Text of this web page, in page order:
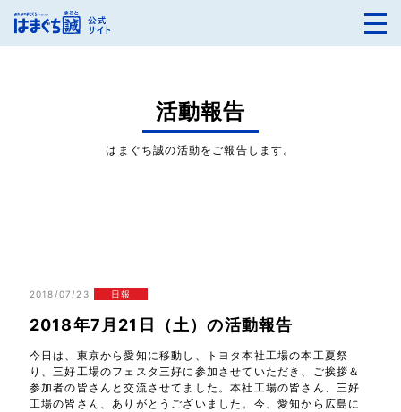
活動報告
はまぐち誠の活動をご報告します。
2018/07/23 日報
2018年7月21日（土）の活動報告
今日は、東京から愛知に移動し、トヨタ本社工場の本工夏祭
り、三好工場のフェスタ三好に参加させていただき、ご挨拶＆
参加者の皆さんと交流させてました。本社工場の皆さん、三好
工場の皆さん、ありがとうございました。今、愛知から広島に